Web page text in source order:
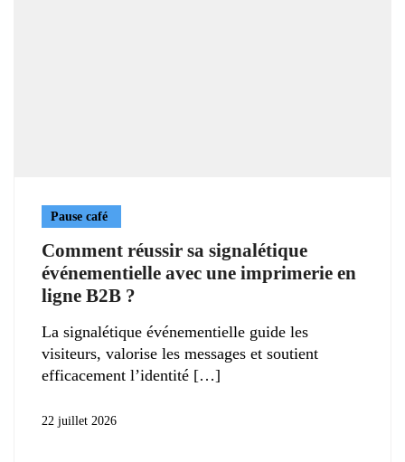
Pause café
Comment réussir sa signalétique
événementielle avec une imprimerie en
ligne B2B ?
La signalétique événementielle guide les
visiteurs, valorise les messages et soutient
efficacement l’identité
22 juillet 2026